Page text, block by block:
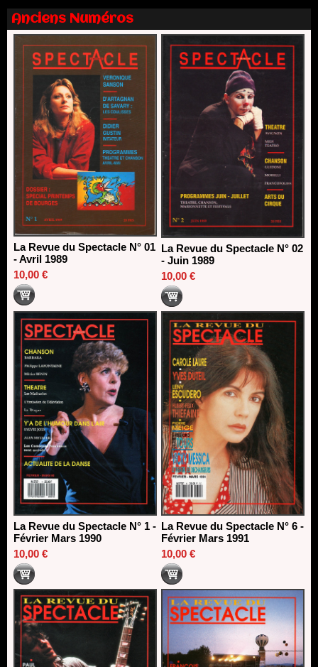
Dispositif SACD Auteurs d'espaces : les lauréats 2026
18/03/2026
Anciens Numéros
La Revue du Spectacle N° 01
- Avril 1989
10,00 €
La Revue du Spectacle N° 02
- Juin 1989
10,00 €
La Revue du Spectacle N° 1 -
Février Mars 1990
10,00 €
La Revue du Spectacle N° 6 -
Février Mars 1991
10,00 €